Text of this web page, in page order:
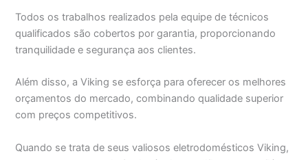
Todos os trabalhos realizados pela equipe de técnicos
qualificados são cobertos por garantia, proporcionando
tranquilidade e segurança aos clientes.
Além disso, a Viking se esforça para oferecer os melhores
orçamentos do mercado, combinando qualidade superior
com preços competitivos.
Quando se trata de seus valiosos eletrodomésticos Viking,